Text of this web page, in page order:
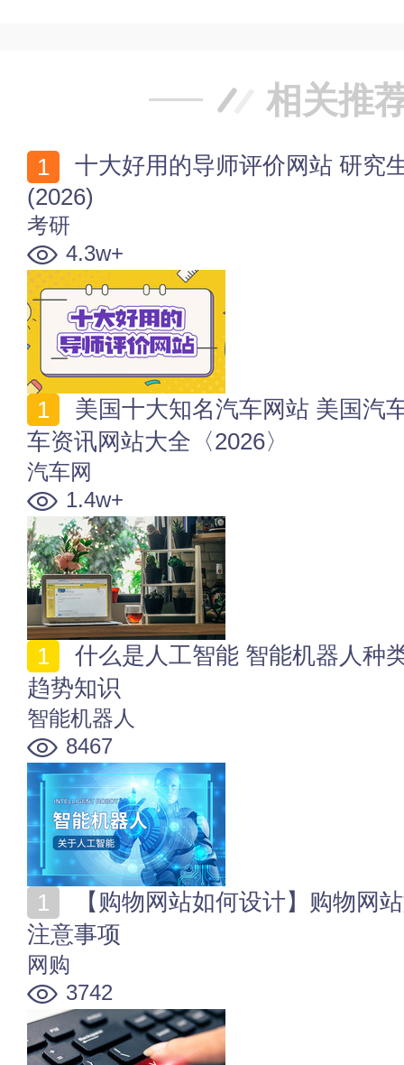
相关推
(2026)
考研
4.3w+
车资讯网站大全〈2026〉
汽车网
1.4w+
趋势知识
智能机器人
8467
注意事项
网购
3742